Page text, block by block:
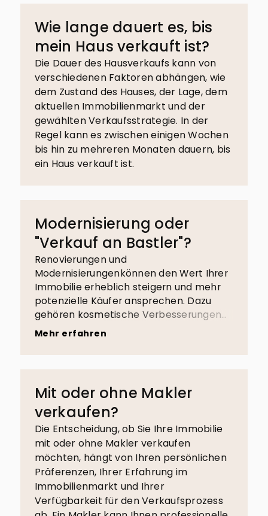
Wie lange dauert es, bis
mein Haus verkauft ist?
Die Dauer des Hausverkaufs kann von
verschiedenen Faktoren abhängen, wie
dem Zustand des Hauses, der Lage, dem
aktuellen Immobilienmarkt und der
gewählten Verkaufsstrategie. In der
Regel kann es zwischen einigen Wochen
bis hin zu mehreren Monaten dauern, bis
ein Haus verkauft ist.
Modernisierung oder
"Verkauf an Bastler"?
Renovierungen und
Modernisierungenkönnen den Wert Ihrer
Immobilie erheblich steigern und mehr
potenzielle Käufer ansprechen. Dazu
gehören kosmetische Verbesserungen
wie frische Farbe und neue Bodenbeläge,
Landschaftsgestaltung, Reparaturen und
Wartung, professionelle Reinigung, Home
Staging und Inspektionen. In allen Fällen
ist es ratsam, mit einem
Immobilienexperten zu sprechen, um die
besten Optionen für Ihren spezifischen
Fall zu ermitteln und den Return on
Investment zu maximieren.
Mehr erfahren
Mit oder ohne Makler
verkaufen?
Die Entscheidung, ob Sie Ihre Immobilie
mit oder ohne Makler verkaufen
möchten, hängt von Ihren persönlichen
Präferenzen, Ihrer Erfahrung im
Immobilienmarkt und Ihrer
Verfügbarkeit für den Verkaufsprozess